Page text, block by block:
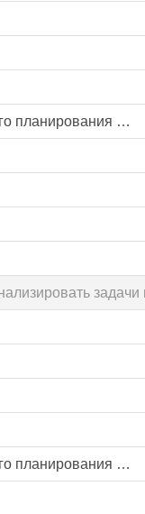
Теория систем и методы сетевого планирования и управления
Теория систем и методы сетевого планирования и управления